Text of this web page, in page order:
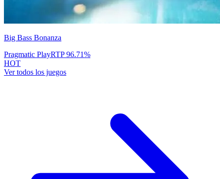
Big Bass Bonanza
Pragmatic PlayRTP96.71%
HOT
Ver todos los juegos